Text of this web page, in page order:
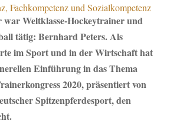
Fachkompetenz und Sozialkompetenz
Weltklasse-Hockeytrainer und
tätig: Bernhard Peters. Als
im Sport und in der Wirtschaft hat
Einführung in das Thema
2020, präsentiert von
Spitzenpferdesport, den